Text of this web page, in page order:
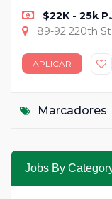
$22K - 25k
89-92 220th St
APLICAR
Marcadores
Jobs By